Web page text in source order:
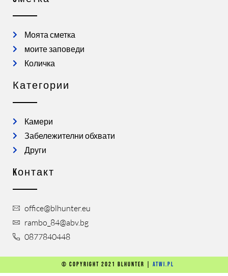
Моята сметка
моите заповеди
Количка
Категории
Камери
Забележителни обхвати
Други
Kонтакт
office@blhunter.eu
rambo_84@abv.bg
0877840448
© Copyright 2021 blhunter | atwi.pl